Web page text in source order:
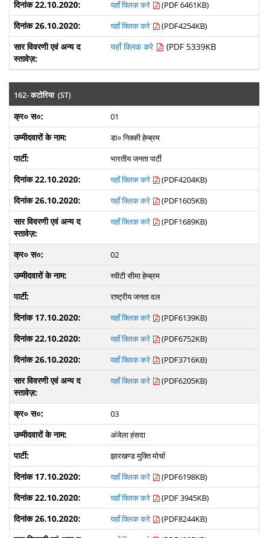
यहाँ क्लिक करे
(PDF 6461KB)
यहाँ क्लिक करे
(PDF4254KB)
यहाँ क्लिक करे (PDF 5339KB
162- कटोरिया (ST)
01
डा० निक्की हेम्ब्रम
भारतीय जनता पार्टी
यहाँ क्लिक करे
(PDF4204KB)
यहाँ क्लिक करे
(PDF1605KB)
यहाँ क्लिक करे
(PDF1689KB)
02
स्वीटी सीमा हेम्ब्रम
राष्ट्रीय जनता दल
यहाँ क्लिक करे
(PDF6139KB)
यहाँ क्लिक करे
(PDF6752KB)
यहाँ क्लिक करे
(PDF3716KB)
यहाँ क्लिक करे
(PDF6205KB)
03
अंजेला हंसदा
झारखण्ड मुक्ति मोर्चा
यहाँ क्लिक करे
(PDF6198KB)
यहाँ क्लिक करे
(PDF 3945KB)
यहाँ क्लिक करे
(PDF8244KB)